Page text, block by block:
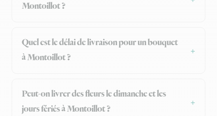
Montoillot ?
Quel est le délai de livraison pour un bouquet
à Montoillot ?
Peut-on livrer des fleurs le dimanche et les
jours fériés à Montoillot ?